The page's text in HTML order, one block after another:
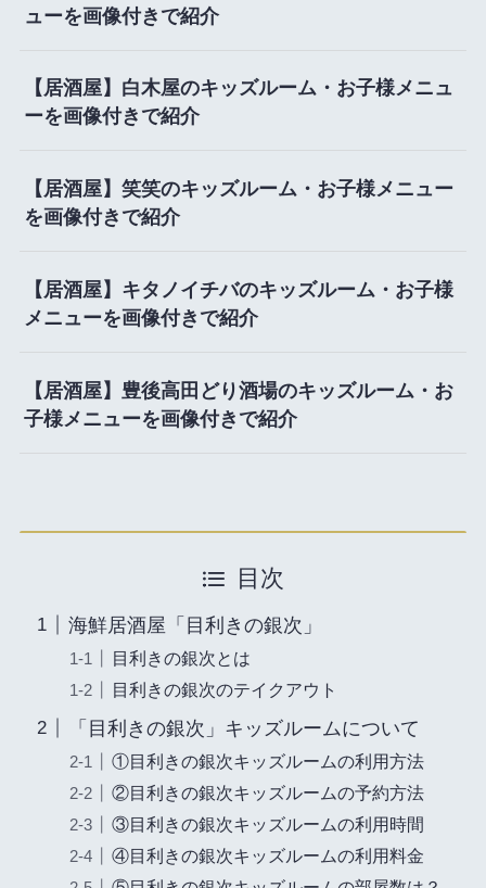
ューを画像付きで紹介
【居酒屋】白木屋のキッズルーム・お子様メニュ
ーを画像付きで紹介
【居酒屋】笑笑のキッズルーム・お子様メニュー
を画像付きで紹介
【居酒屋】キタノイチバのキッズルーム・お子様
メニューを画像付きで紹介
【居酒屋】豊後高田どり酒場のキッズルーム・お
子様メニューを画像付きで紹介
目次
海鮮居酒屋「目利きの銀次」
目利きの銀次とは
目利きの銀次のテイクアウト
「目利きの銀次」キッズルームについて
①目利きの銀次キッズルームの利用方法
②目利きの銀次キッズルームの予約方法
③目利きの銀次キッズルームの利用時間
④目利きの銀次キッズルームの利用料金